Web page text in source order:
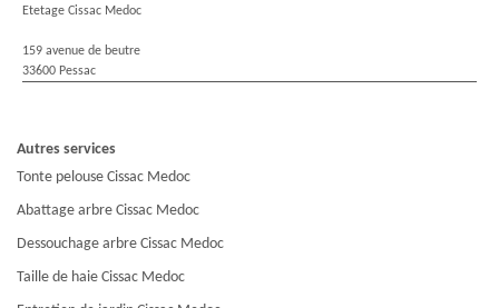
Etetage Cissac Medoc
159 avenue de beutre
33600 Pessac
Autres services
Tonte pelouse Cissac Medoc
Abattage arbre Cissac Medoc
Dessouchage arbre Cissac Medoc
Taille de haie Cissac Medoc